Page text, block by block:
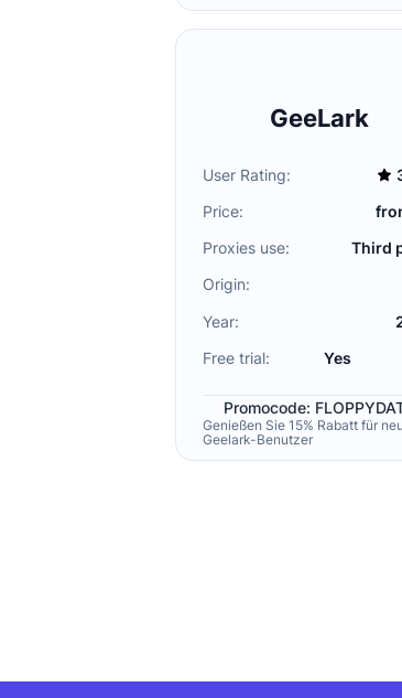
GeeLark
User Rating:
Price:
Proxies use:
Third
Origin:
Year:
Free trial:
Yes
Promocode:
Genießen Sie 15% Rabatt für
Geelark-Benutzer